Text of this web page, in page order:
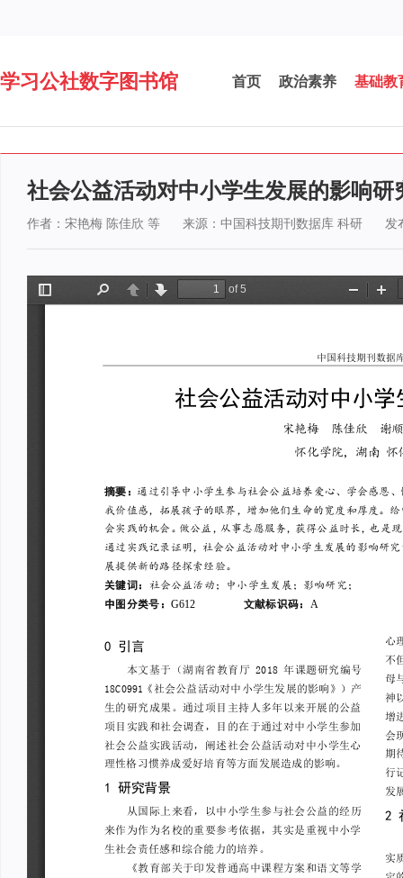
学习公社数字图书馆 首页 政治素养 基础教
社会公益活动对中小学生发展的影响研
作者：宋艳梅 陈佳欣 等 来源：中国科技期刊数据库 科研 发